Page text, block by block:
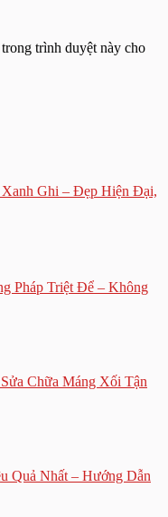
trình duyệt này cho
Xanh Ghi – Đẹp Hiện Đại,
Pháp Triệt Để – Không
Chữa Máng Xối Tận
Quả Nhất – Hướng Dẫn